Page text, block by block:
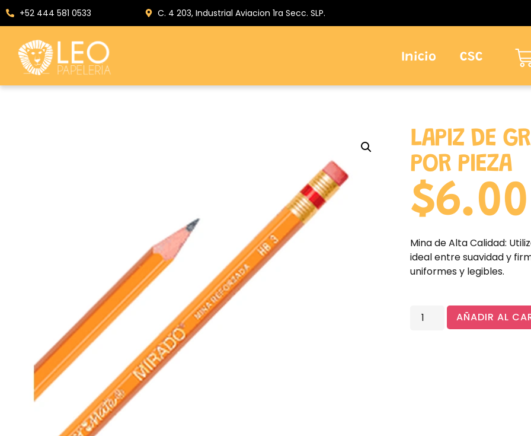
+52 444 581 0533 C. 4 203, Industrial Aviacion 1ra Secc. SLP.
Inicio CSC
LAPIZ DE
POR PIEZA
$6.00
Mina de Alta Calidad:
ideal entre suavidad y
uniformes y legibles.
AÑADIR AL